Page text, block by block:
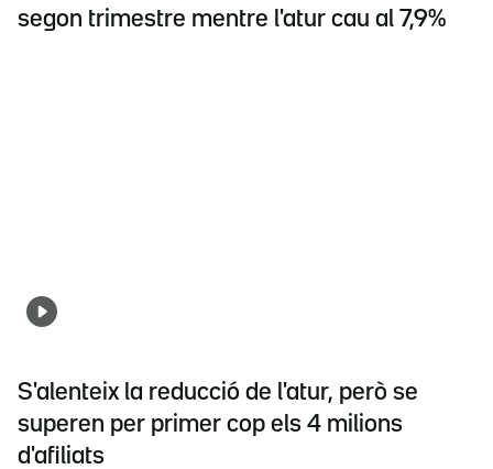
segon trimestre mentre l'atur cau al 7,9%
S'alenteix la reducció de l'atur, però se
superen per primer cop els 4 milions
d'afiliats